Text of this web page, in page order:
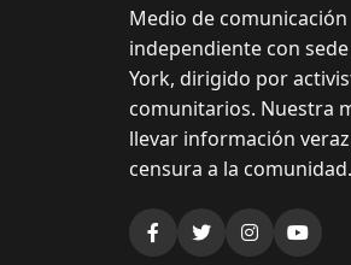
Medio de comunicación
independiente con
York, dirigido por
comunitarios. Nuestra
llevar información
censura a la comunidad.